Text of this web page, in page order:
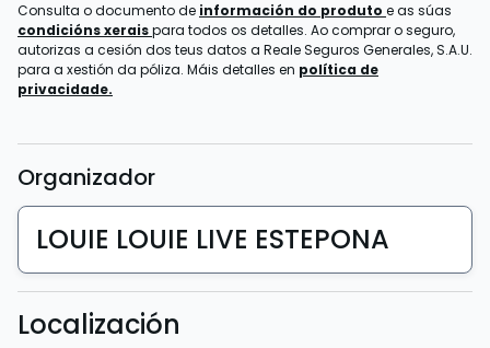
Consulta o documento de información do produto e as súas
condicións xeraispara todos os detalles. Ao comprar o seguro,
autorizas a cesión dos teus datos a Reale Seguros Generales, S.A.U.
para a xestión da póliza. Máis detalles en política de
privacidade.
Organizador
LOUIE LOUIE LIVE ESTEPONA
Localización